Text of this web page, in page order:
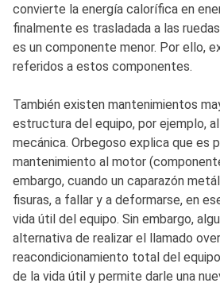
convierte la energía calorífica en
finalmente es trasladada a las
es un componente menor. Por ello,
referidos a estos componentes.
También existen mantenimientos
estructura del equipo, por ejemplo,
mecánica. Orbegoso explica que es
mantenimiento al motor
embargo, cuando un caparazón
fisuras, a fallar y a deformarse, en
vida útil del equipo. Sin embargo,
alternativa de realizar el llamado
reacondicionamiento total del
de la vida útil y permite darle una